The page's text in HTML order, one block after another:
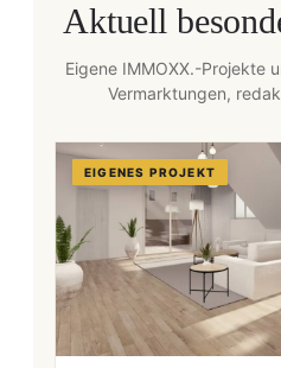
Aktuell
Eigene IMMOXX.-Projekte
Vermarktungen,
EIGENES PROJEKT